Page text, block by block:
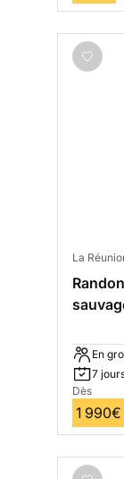
La
En
7
Dès
1 990€